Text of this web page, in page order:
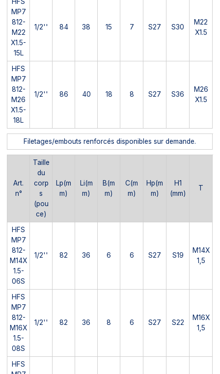
MP7
812-
M22
X1.5-
15L
1/2'' 84 38 15 7 S27 S30
M22
X1.5
HFS
MP7
812-
M26
X1.5-
18L
1/2'' 86 40 18 8 S27 S36
M26
X1.5
Filetages/embouts renforcés disponibles sur demande.
Art.
n°
Taille
du
corp
s
(pou
ce)
Lp(m
m)
Li(m
m)
B(m
m)
C(m
m)
Hp(m
m)
H1
(mm)
T
HFS
MP7
812-
M14X
1.5-
06S
1/2'' 82 36 6 6 S27 S19
M14X
1,5
HFS
MP7
812-
M16X
1.5-
08S
1/2'' 82 36 8 6 S27 S22
M16X
1,5
HFS